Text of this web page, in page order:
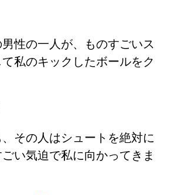
性の一人が、ものすごいス
私のキックしたボールをク
その人はシュートを絶対に
い気迫で私に向かってきま